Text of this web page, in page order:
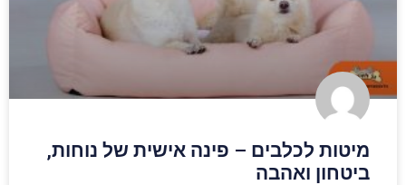
מיטות לכלבים – פינה אישית של נוחות,
ביטחון ואהבה